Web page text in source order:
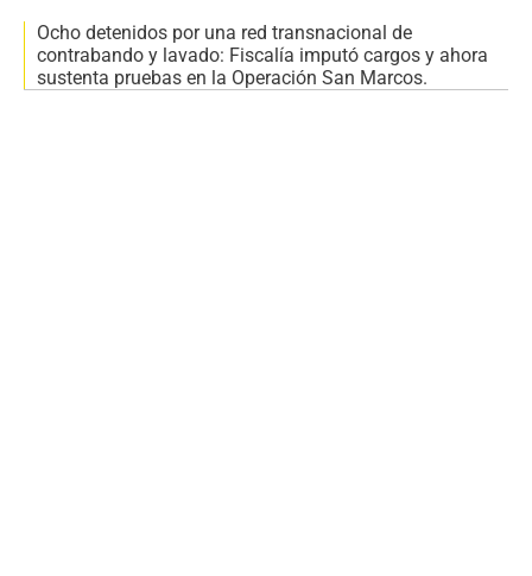
Ocho detenidos por una red transnacional de
contrabando y lavado: Fiscalía imputó cargos y ahora
sustenta pruebas en la Operación San Marcos.